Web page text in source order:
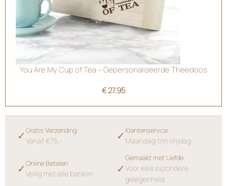
You Are My Cup of Tea – Gepersonaliseerde Theedoos
€27.95
✓ Gratis Verzending
Vanaf €75,- ✓ Klantenservice
Maandag t/m Vrijdag
✓ Online Betalen
Veilig met alle banken ✓
Gemaakt met Liefde
Voor elke bijzondere
gelegenheid